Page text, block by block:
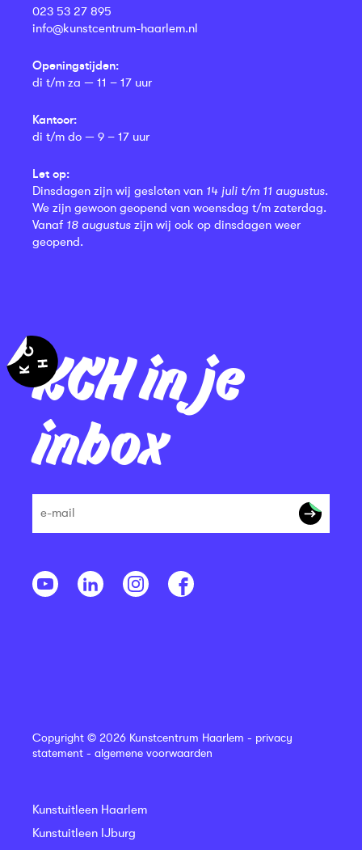
KCH in je
inbox
023 53 27 895
info@kunstcentrum-haarlem.nl
Openingstijden:
di t/m za — 11 – 17 uur
Kantoor:
di t/m do — 9 – 17 uur
Let op:
Dinsdagen zijn wij gesloten van 14 juli t/m 11 augustus.
We zijn gewoon geopend van woensdag t/m zaterdag.
Vanaf 18 augustus zijn wij ook op dinsdagen weer
geopend.
Copyright © 2026 Kunstcentrum Haarlem - privacy
statement - algemene voorwaarden
Kunstuitleen Haarlem
Kunstuitleen IJburg